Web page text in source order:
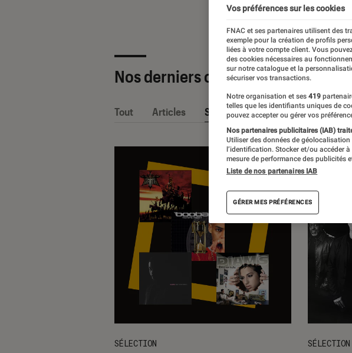
Nos derniers contenus
Tout Articles Sélections et guides
SÉLECTION SÉLECTION
Vos préférences sur les cookies
FNAC et ses partenaires utilisent des
exemple pour la création de profils
liées à votre compte client. Vous
des cookies nécessaires au
sur notre catalogue et la
sécuriser vos transactions.
Notre organisation et ses 419
telles que les identifiants uniques de
pouvez accepter ou gérer vos
Nos partenaires publicitaires (IAB)
Utiliser des données de
l’identification. Stocker et/ou accéder
mesure de performance des publicités
Liste de nos partenaires IAB
GÉRER MES PRÉFÉRENCES